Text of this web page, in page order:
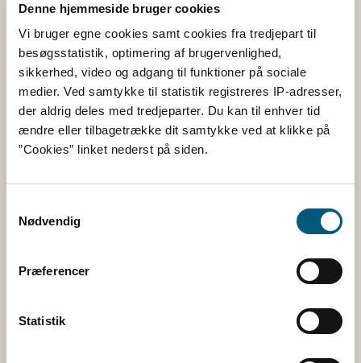
Denne hjemmeside bruger cookies
Vi bruger egne cookies samt cookies fra tredjepart til
besøgsstatistik, optimering af brugervenlighed,
sikkerhed, video og adgang til funktioner på sociale
medier. Ved samtykke til statistik registreres IP-adresser,
der aldrig deles med tredjeparter. Du kan til enhver tid
ændre eller tilbagetrække dit samtykke ved at klikke på
”Cookies” linket nederst på siden.
Nødvendig
Præferencer
Statistik
Åben:
Mandag - torsdag: 9 - 16
Fredag: 9 - 15
Kontakt
Twitter
Tilmeld nyhedsbreve